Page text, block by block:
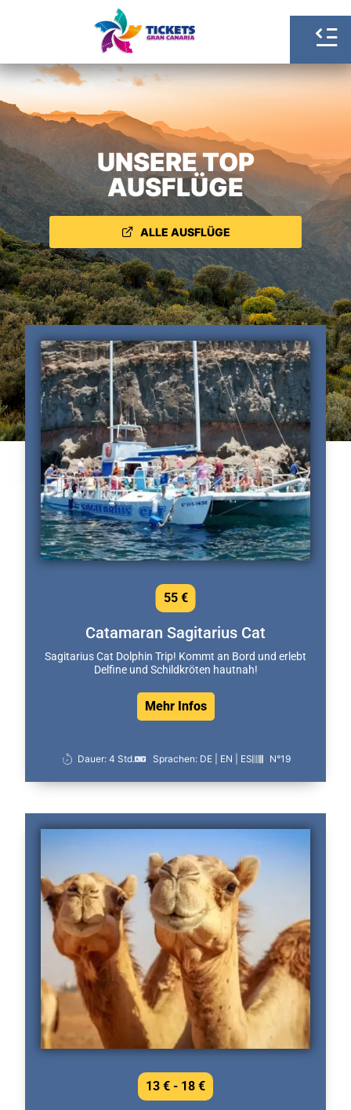
UNSERE TOP
AUSFLÜGE
ALLE AUSFLÜGE
Catamaran Sagitarius Cat
Sagitarius Cat Dolphin Trip! Kommt an Bord und erlebt
Delfine und Schildkröten hautnah!
Mehr Infos
55 €
Dauer: 4 Std. Sprachen: DE | EN | ES N°19
13 € - 18 €